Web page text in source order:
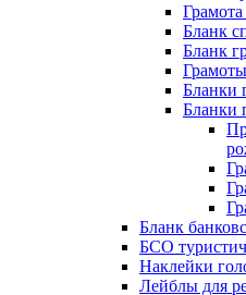
Бланк
Бланк
Бланки
Бланки
Бланк
БСО
Наклейки
Лейблы для